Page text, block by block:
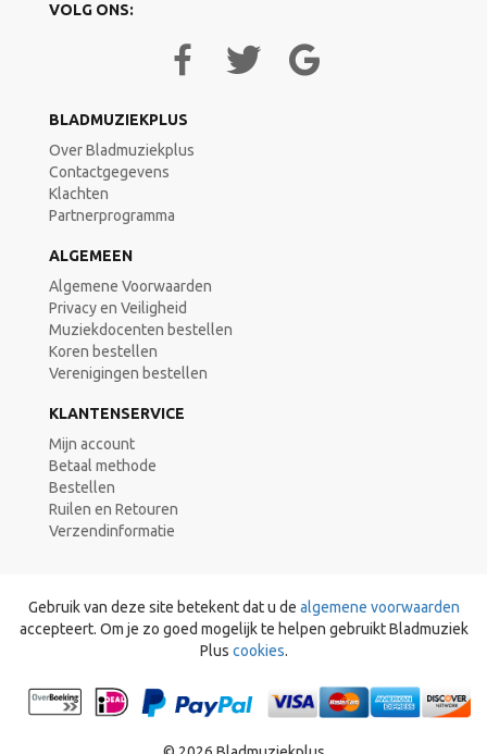
VOLG ONS:
BLADMUZIEKPLUS
Over Bladmuziekplus
Contactgegevens
Klachten
Partnerprogramma
ALGEMEEN
Algemene Voorwaarden
Privacy en Veiligheid
Muziekdocenten bestellen
Koren bestellen
Verenigingen bestellen
KLANTENSERVICE
Mijn account
Betaal methode
Bestellen
Ruilen en Retouren
Verzendinformatie
Gebruik van deze site betekent dat u de algemene voorwaarden
accepteert. Om je zo goed mogelijk te helpen gebruikt Bladmuziek
Plus cookies.